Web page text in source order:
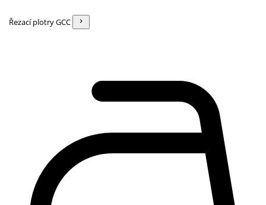
Řezací plotry GCC